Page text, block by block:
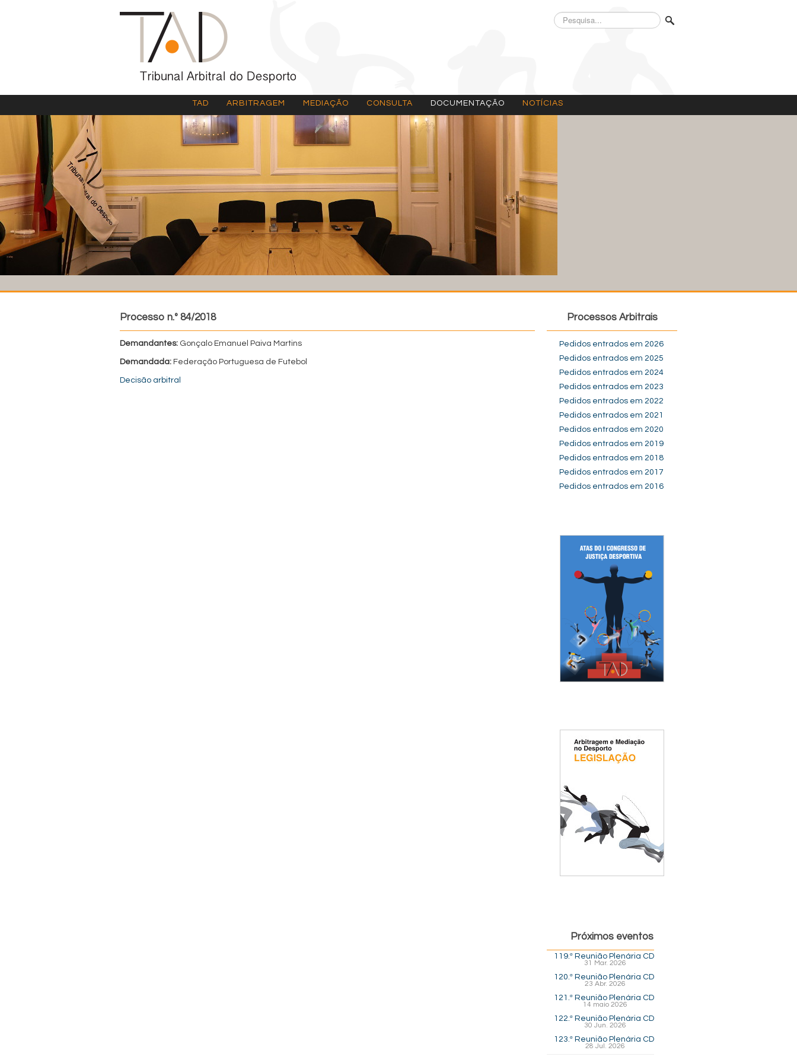
Pesquisa...
TAD ARBITRAGEM MEDIAÇÃO CONSULTA DOCUMENTAÇÃO NOTÍCIAS
Processo n.º 84/2018
Demandantes: Gonçalo Emanuel Paiva Martins
Demandada: Federação Portuguesa de Futebol
Decisão arbitral
Processos Arbitrais
Pedidos entrados em 2026
Pedidos entrados em 2025
Pedidos entrados em 2024
Pedidos entrados em 2023
Pedidos entrados em 2022
Pedidos entrados em 2021
Pedidos entrados em 2020
Pedidos entrados em 2019
Pedidos entrados em 2018
Pedidos entrados em 2017
Pedidos entrados em 2016
Próximos eventos
119.ª Reunião Plenária CD
31 Mar. 2026
120.ª Reunião Plenária CD
23 Abr. 2026
121.ª Reunião Plenária CD
14 maio 2026
122.ª Reunião Plenária CD
30 Jun. 2026
123.ª Reunião Plenária CD
28 Jul. 2026